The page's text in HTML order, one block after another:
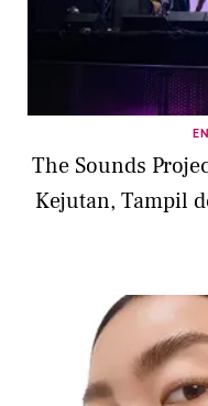
The Sounds
Kejutan, Tampil